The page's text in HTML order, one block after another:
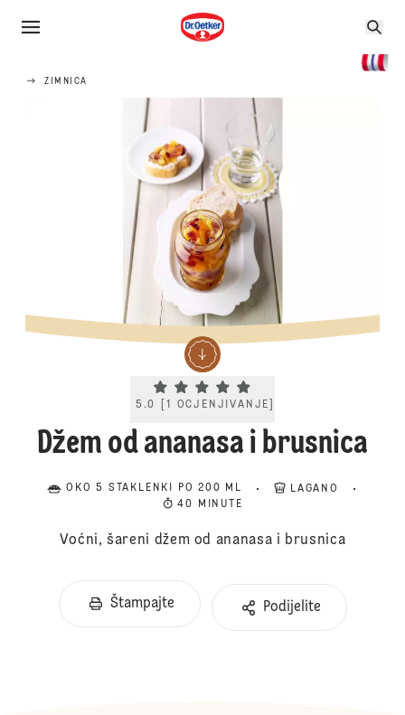
ZIMNICA
Current rating 5.0. Click to rate.
5.0 [1 OCJENJIVANJE
Džem od ananasa i brusnica
OKO 5 STAKLENKI PO 200 ML
LAGANO
40 MINUTE
Voćni, šareni džem od ananasa i brusnica
Štampajte Podijelite